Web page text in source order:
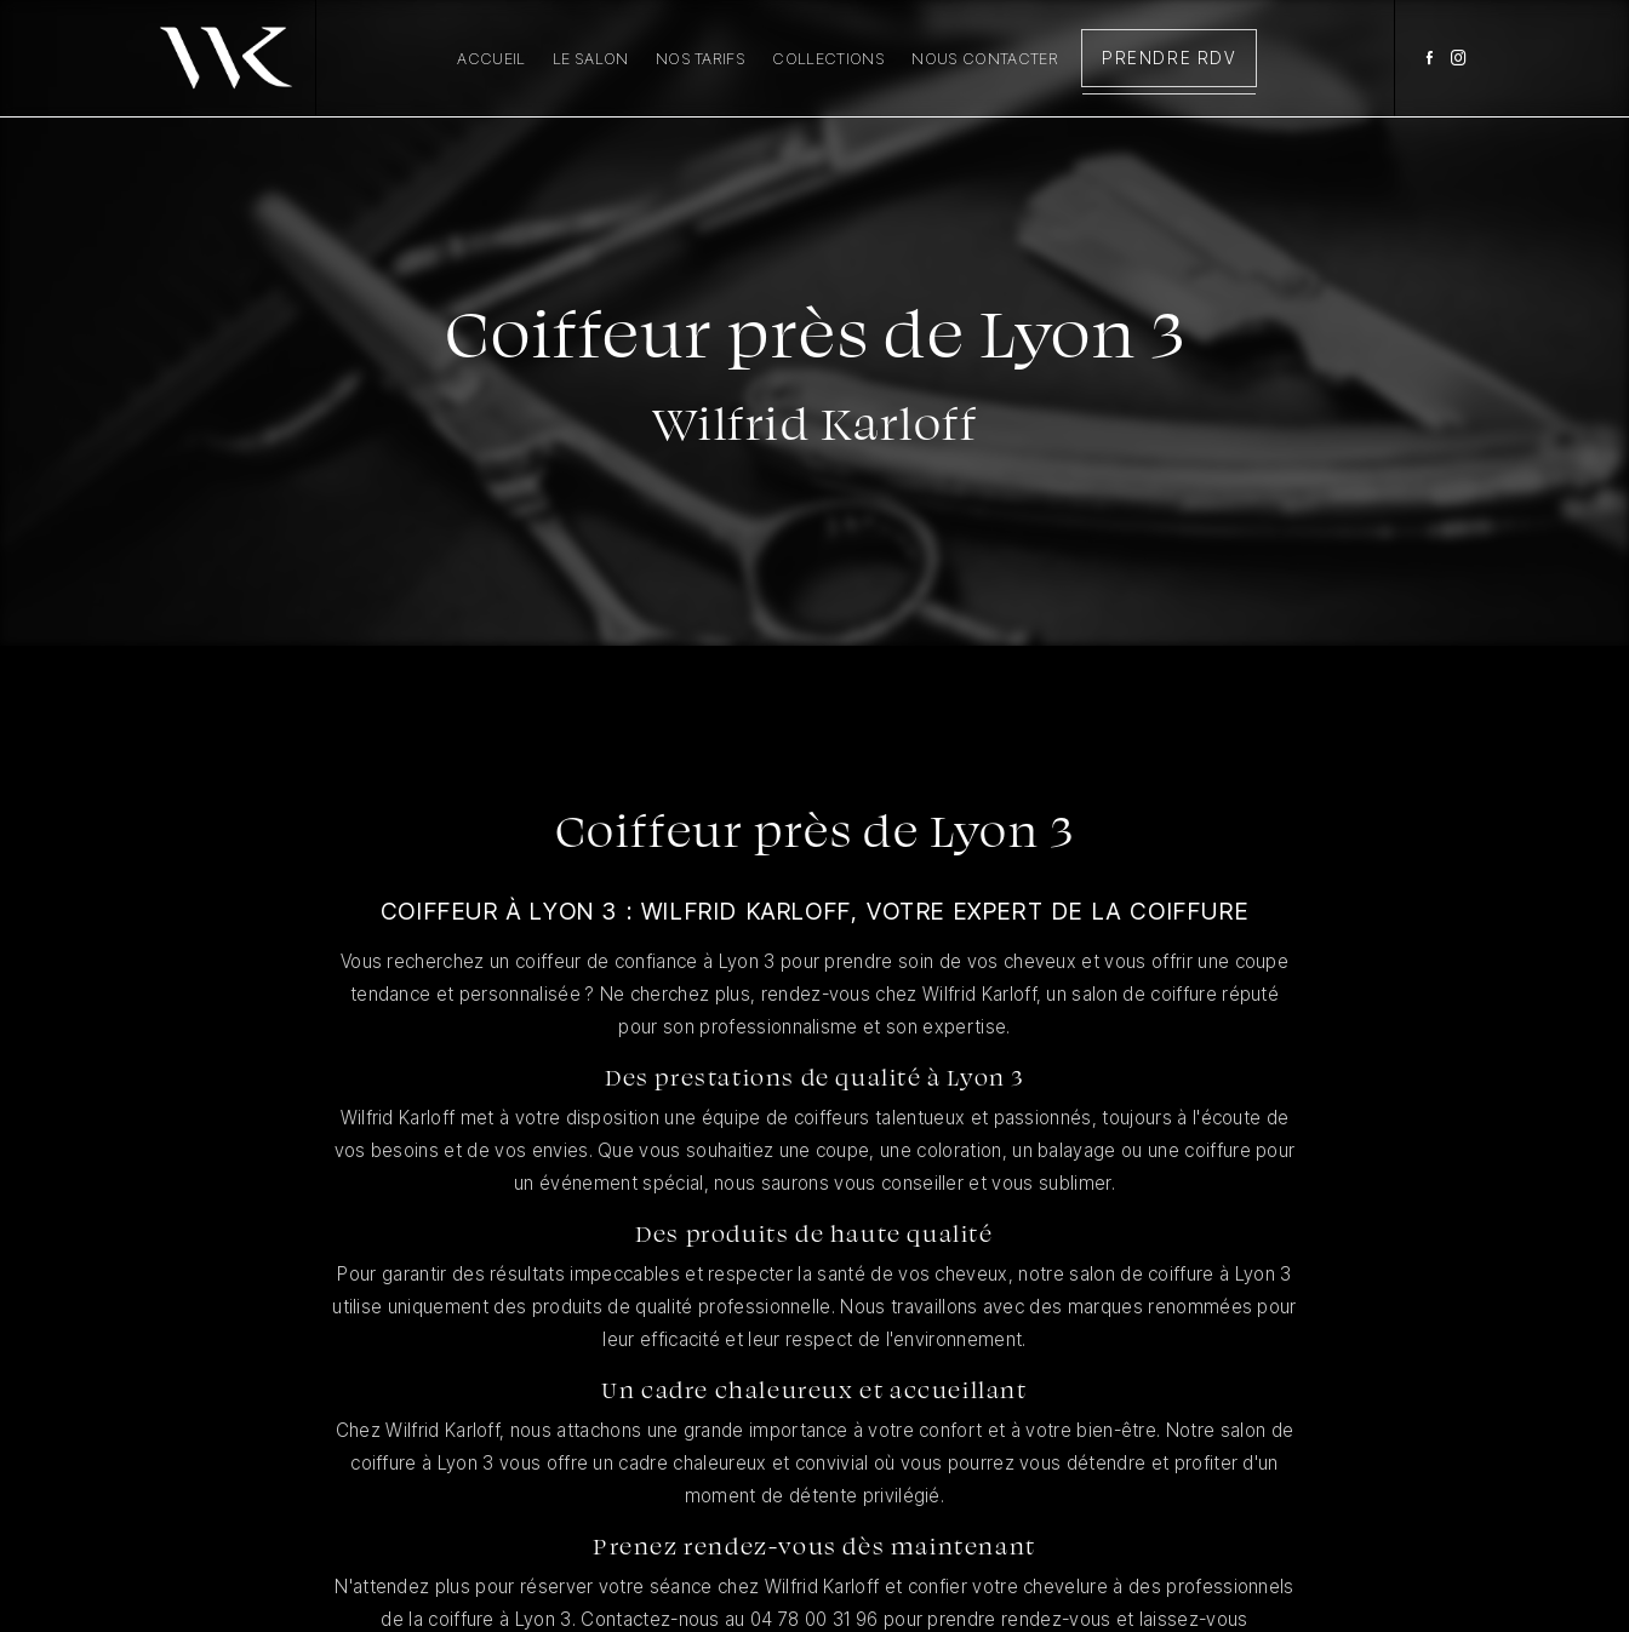
ACCUEIL LE SALON NOS TARIFS COLLECTIONS NOUS CONTACTER PRENDRE RDV
Coiffeur près de Lyon 3
Wilfrid Karloff
Coiffeur près de Lyon 3
COIFFEUR À LYON 3 : WILFRID KARLOFF, VOTRE EXPERT DE LA COIFFURE
Vous recherchez un coiffeur de confiance à Lyon 3 pour prendre soin de vos cheveux et vous offrir une coupe
tendance et personnalisée ? Ne cherchez plus, rendez-vous chez Wilfrid Karloff, un salon de coiffure réputé
pour son professionnalisme et son expertise.
Des prestations de qualité à Lyon 3
Wilfrid Karloff met à votre disposition une équipe de coiffeurs talentueux et passionnés, toujours à l'écoute de
vos besoins et de vos envies. Que vous souhaitiez une coupe, une coloration, un balayage ou une coiffure pour
un événement spécial, nous saurons vous conseiller et vous sublimer.
Des produits de haute qualité
Pour garantir des résultats impeccables et respecter la santé de vos cheveux, notre salon de coiffure à Lyon 3
utilise uniquement des produits de qualité professionnelle. Nous travaillons avec des marques renommées pour
leur efficacité et leur respect de l'environnement.
Un cadre chaleureux et accueillant
Chez Wilfrid Karloff, nous attachons une grande importance à votre confort et à votre bien-être. Notre salon de
coiffure à Lyon 3 vous offre un cadre chaleureux et convivial où vous pourrez vous détendre et profiter d'un
moment de détente privilégié.
Prenez rendez-vous dès maintenant
N'attendez plus pour réserver votre séance chez Wilfrid Karloff et confier votre chevelure à des professionnels
de la coiffure à Lyon 3. Contactez-nous au 04 78 00 31 96 pour prendre rendez-vous et laissez-vous